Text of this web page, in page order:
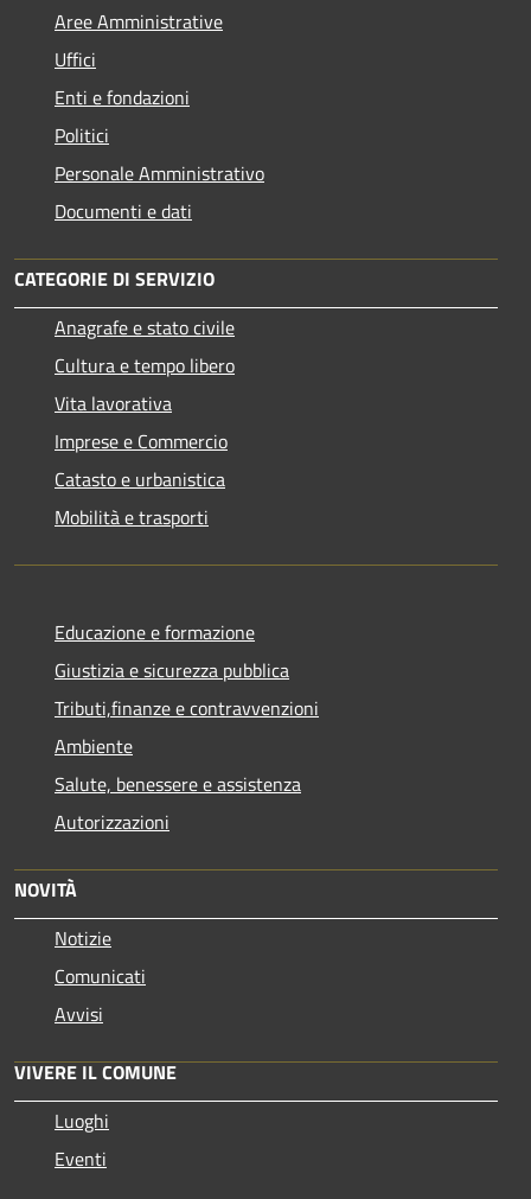
Aree Amministrative
Uffici
Enti e fondazioni
Politici
Personale Amministrativo
Documenti e dati
CATEGORIE DI SERVIZIO
Anagrafe e stato civile
Cultura e tempo libero
Vita lavorativa
Imprese e Commercio
Catasto e urbanistica
Mobilità e trasporti
Educazione e formazione
Giustizia e sicurezza pubblica
Tributi,finanze e contravvenzioni
Ambiente
Salute, benessere e assistenza
Autorizzazioni
NOVITÀ
Notizie
Comunicati
Avvisi
VIVERE IL COMUNE
Luoghi
Eventi